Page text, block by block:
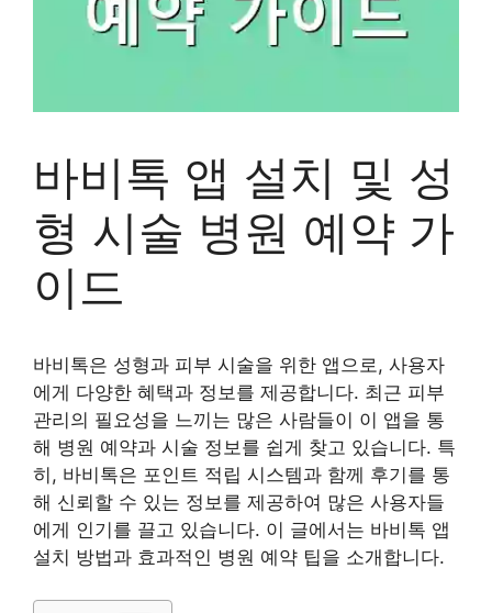
바비톡 앱 설치 및 성
형 시술 병원 예약 가
이드
바비톡은 성형과 피부 시술을 위한 앱으로, 사용자
에게 다양한 혜택과 정보를 제공합니다. 최근 피부
관리의 필요성을 느끼는 많은 사람들이 이 앱을 통
해 병원 예약과 시술 정보를 쉽게 찾고 있습니다. 특
히, 바비톡은 포인트 적립 시스템과 함께 후기를 통
해 신뢰할 수 있는 정보를 제공하여 많은 사용자들
에게 인기를 끌고 있습니다. 이 글에서는 바비톡 앱
설치 방법과 효과적인 병원 예약 팁을 소개합니다.